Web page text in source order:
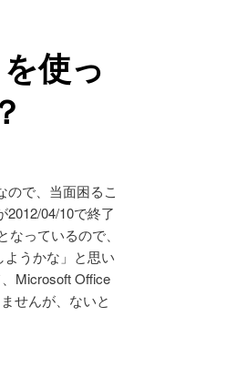
使っ
ので、当面困るこ
04/10で終了
っているので、
うかな」と思い
Microsoft Office
せんが、ないと